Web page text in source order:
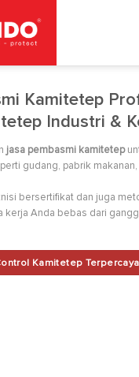
Kamitetep
Industri &
jasa pembasmi kamitetep
gudang, pabrik
bersertifikat dan juga
kerja Anda bebas dari
Kamitetep